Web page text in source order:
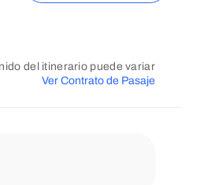
del itinerario puede variar
Ver Contrato de Pasaje